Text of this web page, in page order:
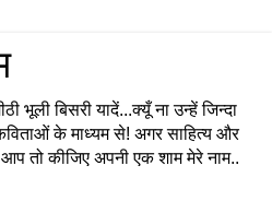
भूली बिसरी यादें...क्यूँ ना उन्हें जिन्दा
के माध्यम से! अगर साहित्य और
तो कीजिए अपनी एक शाम मेरे नाम..